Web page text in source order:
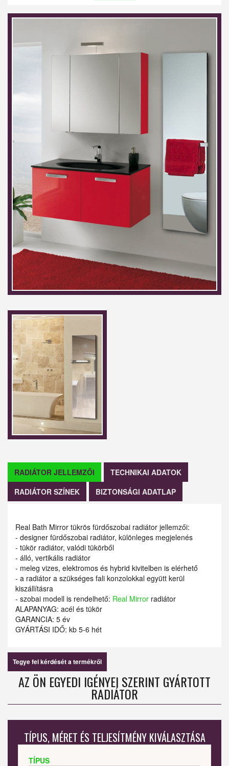
RADIÁTOR JELLEMZŐI
TECHNIKAI ADATOK
RADIÁTOR SZÍNEK
BIZTONSÁGI ADATLAP
Real Bath Mirror tükrös fürdőszobai radiátor jellemzői:
- designer fürdőszobai radiátor, különleges megjelenés
- tükör radiátor, valódi tükörből
- álló, vertikális radiátor
- meleg vizes, elektromos és hybrid kivitelben is elérhető
- a radiátor a szükséges fali konzolokkal együtt kerül
kiszállításra
- szobai modell is rendelhető: Real Mirror radiátor
ALAPANYAG: acél és tükör
GARANCIA: 5 év
GYÁRTÁSI IDŐ: kb 5-6 hét
Tegye fel kérdését a termékről
AZ ÖN EGYEDI IGÉNYEI SZERINT GYÁRTOTT
RADIÁTOR
TÍPUS, MÉRET ÉS TELJESÍTMÉNY KIVÁLASZTÁSA
TÍPUS